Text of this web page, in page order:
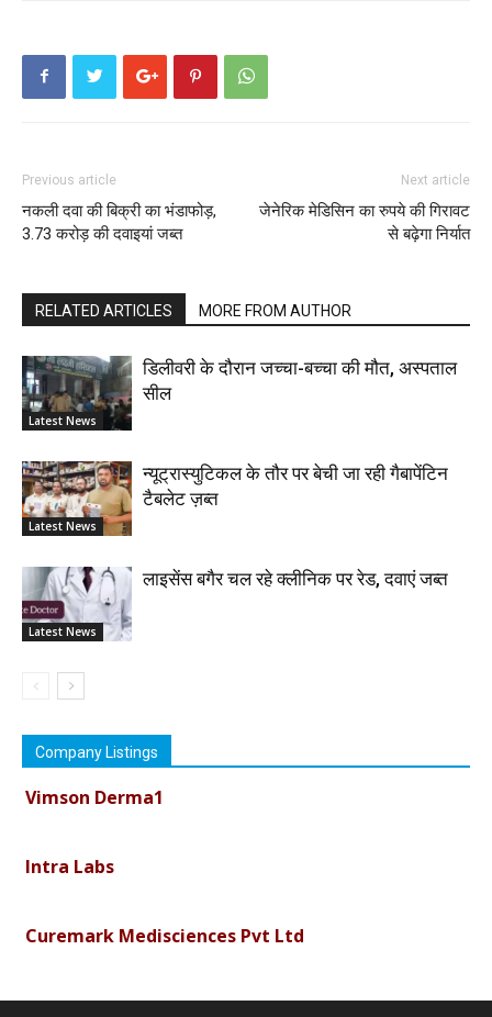
Previous article
नकली दवा की बिक्री का भंडाफोड़,
3.73 करोड़ की दवाइयां जब्त
Next article
जेनेरिक मेडिसिन का रुपये की गिरावट
से बढ़ेगा निर्यात
RELATED ARTICLES MORE FROM AUTHOR
Latest News
डिलीवरी के दौरान जच्चा-बच्चा की मौत, अस्पताल
सील
Latest News
न्यूट्रास्युटिकल के तौर पर बेची जा रही गैबापेंटिन
टैबलेट ज़ब्त
Latest News
लाइसेंस बगैर चल रहे क्लीनिक पर रेड, दवाएं जब्त
Company Listings
Vimson Derma1
Intra Labs
Curemark Medisciences Pvt Ltd
Biolife Technologies